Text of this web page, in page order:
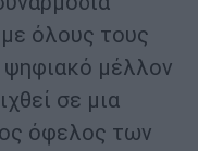
όλους τους
μέλλον
σε μια
όφελος των